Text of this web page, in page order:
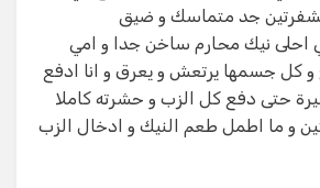
جد متماسك و ضيق
احلى نيك محارم ساخن جدا و امي
و كل جسمها يرتعش و يعرق و انا ادفع
حتى دفع كل الزب و حشرته كاملا
و ما اطمل طعم النيك و ادخال الزب